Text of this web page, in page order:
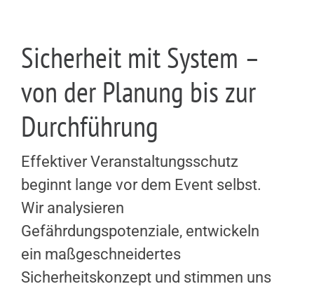
Sicherheit mit System –
von der Planung bis zur
Durchführung
Effektiver Veranstaltungsschutz
beginnt lange vor dem Event selbst.
Wir analysieren
Gefährdungspotenziale, entwickeln
ein maßgeschneidertes
Sicherheitskonzept und stimmen uns